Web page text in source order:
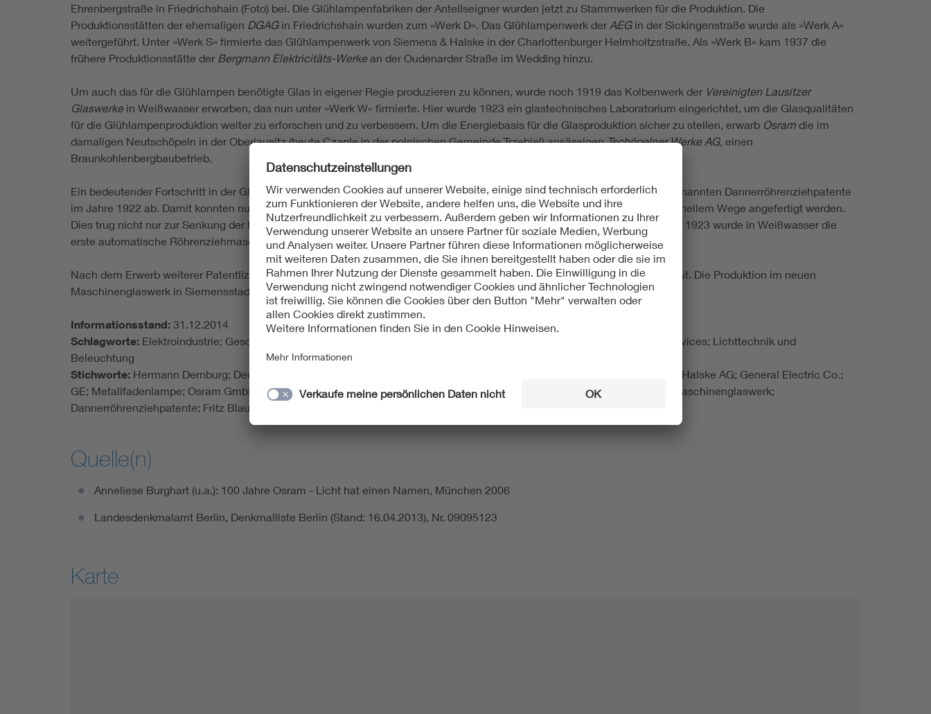
Ehrenbergstraße in Friedrichshain (Foto) bei. Die Glühlampenfabriken der Anteilseigner wurden jetzt zu Stammwerken für die Produktion. Die
Produktionsstätten der ehemaligen DGAGin Friedrichshain wurden zum »Werk D«. Das Glühlampenwerk der AEGin der Sickingenstraße wurde als »Werk A«
weitergeführt. Unter »Werk S« firmierte das Glühlampenwerk von Siemens & Halske in der Charlottenburger Helmholtzstraße. Als »Werk B« kam 1937 die
frühere Produktionsstätte der Bergmann Elektricitäts-Werkean der Oudenarder Straße im Wedding hinzu.
Um auch das für die Glühlampen benötigte Glas in eigener Regie produzieren zu können, wurde noch 1919 das Kolbenwerk der Vereinigten Lausitzer
Glaswerkein Weißwasser erworben, das nun unter »Werk W« firmierte. Hier wurde 1923 ein glastechnisches Laboratorium eingerichtet, um die Glasqualitäten
für die Glühlampenproduktion weiter zu erforschen und zu verbessern. Um die Energiebasis für die Glasproduktion sicher zu stellen, erwarb Osram die im
damaligen Neutschöpeln in der Oberlausitz (heute Czaple in der polnischen Gemeinde Trzebiel) ansässigenTschöpelner Werke AG, einen
Braunkohlenbergbaubetrieb.
Ein bedeutender Fortschritt in der Glasherstellung zeichnete sich fürOsrammit dem Lizenzerwerb zur Benutzung der so genannten Dannerröhrenziehpatente
im Jahre 1922 ab. Damit konnten nun Glasröhren und Glasstäbe als Vorprodukte für die Glühlampenherstellung auf maschinellem Wege angefertigt werden.
Dies trug nicht nur zur Senkung der Erzeugungskosten, sondern wesentlich auch zur Qualitätsverbesserung bei. Im Frühjahr 1923 wurde in Weißwasser die
erste automatische Röhrenziehmaschine in Betrieb genommen.
Nach dem Erwerb weiterer Patentlizenzen wurde 1926/27 die Maschinenglasproduktion in Berlin vollkommen neu aufgebaut. Die Produktion im neuen
Maschinenglaswerk in Siemensstadt lief im Januar 1927 an.
Informationsstand: 31.12.2014
Schlagworte: Elektroindustrie; Geschichte der Elektro- und Informationstechnik; Gebäudetechnik + Hausgeräte + SmartDevices; Lichttechnik und
Beleuchtung
Stichworte: Hermann Dernburg; Deutsche Gasglühlicht AG; DGAG; Allgemeine Elektricitäts-Gesellschaft; AEG; Siemens & Halske AG; General Electric Co.;
GE; Metallfadenlampe; Osram GmbH; Osram GmbH KG; Osram; Vereinigte Lausitzer Glaswerke; Tschöpelner Werke AG; Maschinenglaswerk;
Dannerröhrenziehpatente; Fritz Blau
Quelle(n)
Anneliese Burghart (u.a.): 100 Jahre Osram - Licht hat einen Namen, München 2006
Landesdenkmalamt Berlin, Denkmalliste Berlin (Stand: 16.04.2013), Nr. 09095123
Karte